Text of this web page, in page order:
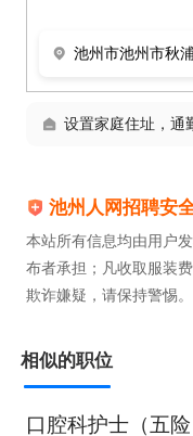
6. 严格执行院感防
管控、医疗废弃物
任职要求
1. 护理、助产等相
质
2. 3年及以上月子会
池州市池州市秋
设置家庭住址，通
池州人网招聘安
本站所有信息均由用户
布者承担；凡收取服装
欺诈嫌疑，请保持警惕。
相似的职位
口腔科护士（五险